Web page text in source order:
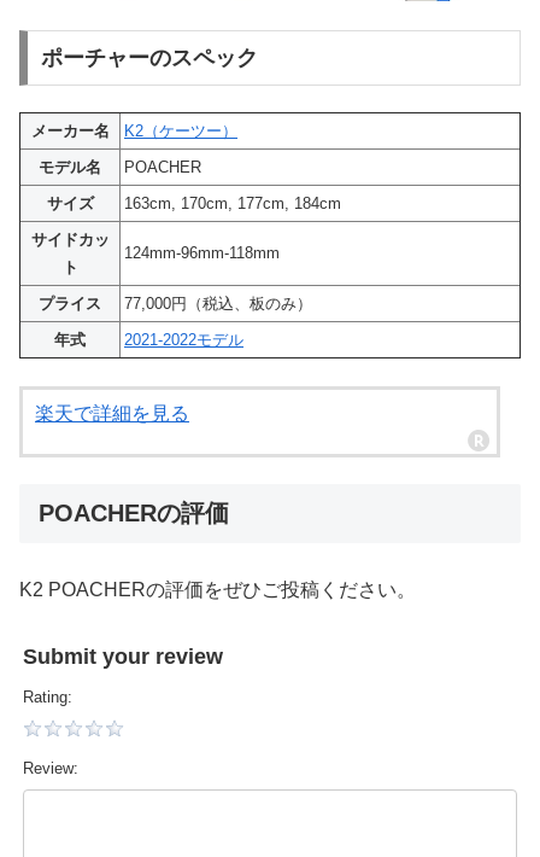
ポーチャーのスペック
メーカー名
K2（ケーツー）
モデル名
POACHER
サイズ
163cm, 170cm, 177cm, 184cm
サイドカッ
ト
124mm-96mm-118mm
プライス
77,000円（税込、板のみ）
年式
2021-2022モデル
楽天で詳細を見る
POACHERの評価
K2 POACHERの評価をぜひご投稿ください。
Submit your review
Rating:
Review: